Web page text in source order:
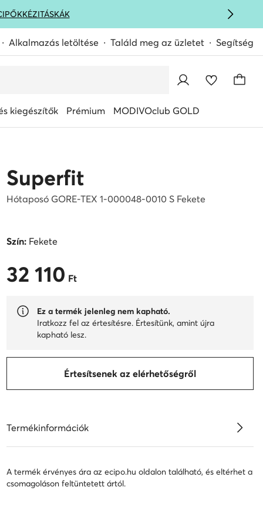
KÉZITÁSKÁK
Alkalmazás letöltése Találd meg az üzletet Segítség
kiegészítők Prémium MODIVOclub GOLD
Superfit
Hótaposó GORE-TEX 1-000048-0010 S Fekete
Szín:Fekete
32 110 Ft
32 110 Ft
Ez a termék jelenleg nem kapható.
Iratkozz fel az értesítésre. Értesítünk, amint újra
kapható lesz.
Értesítsenek az elérhetőségről
Termékinformációk
A termék érvényes ára az ecipo.hu oldalon található, és eltérhet a
csomagoláson feltüntetett ártól.